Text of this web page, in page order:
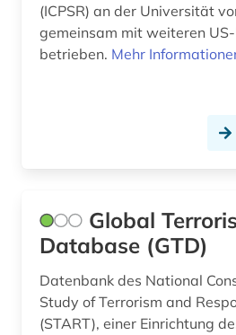
geschichte 1945 -
geschichte 1969-1990 (1)
geschlechterforschung (1)
großbritannien (5)
gummi (1)
handel (1)
handelsrecht (1)
(ICPSR) an der Universität
gemeinsam mit weiteren
betrieben. Mehr
Global
Database (GTD)
Datenbank des National
Study of Terrorism and
(START), einer Einrichtung